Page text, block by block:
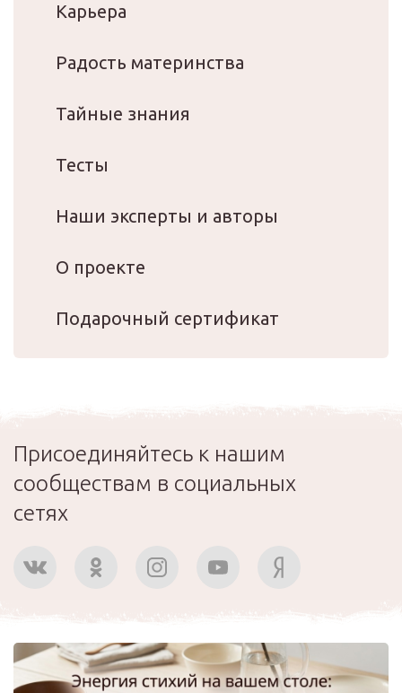
Карьера
Радость материнства
Тайные знания
Тесты
Наши эксперты и авторы
О проекте
Подарочный сертификат
Присоединяйтесь к нашим
сообществам в социальных
сетях